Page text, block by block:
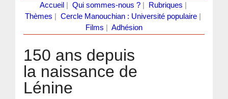
Accueil Qui sommes-nous ?| Rubriques
Thèmes
Cercle Manouchian : Université populaire
Films
Adhésion
150 ans depuis
la naissance de
Lénine